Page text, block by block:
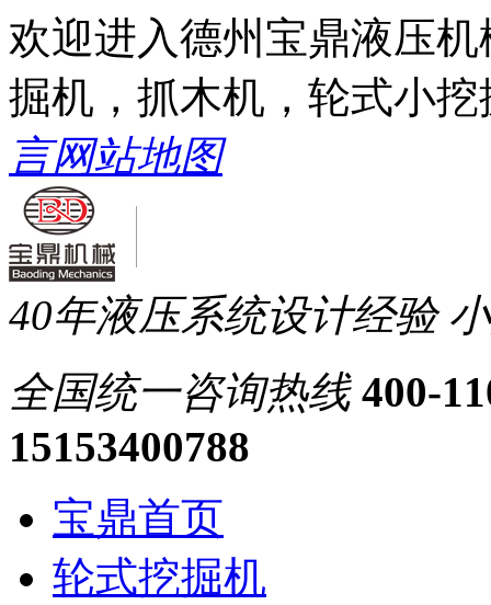
欢迎进入德州宝鼎液压
掘机，抓木机，轮式小
言网站地图
40年液压系统设计经验
全国统一咨询热线 400-
15153400788
宝鼎首页
轮式挖掘机